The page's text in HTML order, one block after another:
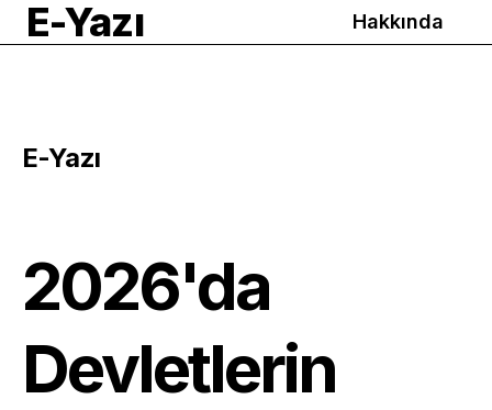
E-Yazı Hakkında
E-Yazı
2026'da
Devletlerin